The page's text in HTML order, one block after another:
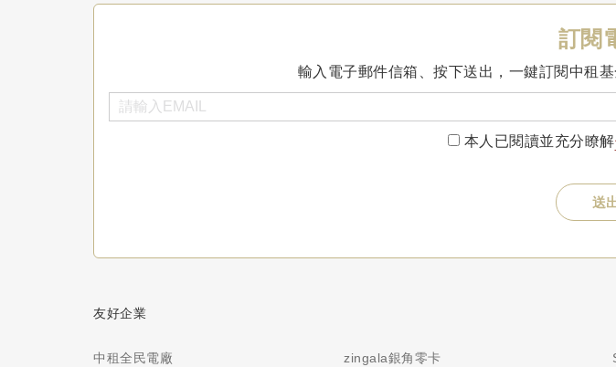
訂閱
輸入電子郵件信箱、按下送出，一鍵訂閱中租
本人已閱讀並充分瞭解
送
友好企業
中租全民電廠 zingala銀角零卡